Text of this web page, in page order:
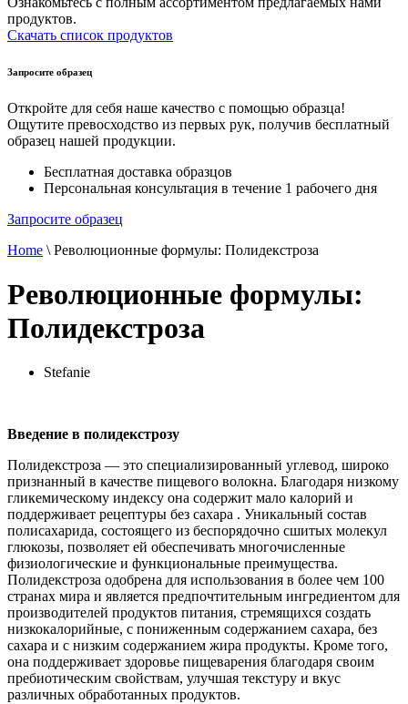
продуктов.
Скачать список продуктов
Запросите образец
Откройте для себя наше качество с помощью образца!
Ощутите превосходство из первых рук, получив бесплатный
образец нашей продукции.
Бесплатная доставка образцов
Персональная консультация в течение 1 рабочего дня
Запросите образец
Home \ Революционные формулы: Полидекстроза
Революционные формулы:
Полидекстроза
Stefanie
Введение в полидекстрозу
Полидекстроза — это специализированный углевод, широко
признанный в качестве пищевого волокна. Благодаря низкому
гликемическому индексу она содержит мало калорий и
поддерживает рецептуры без сахара . Уникальный состав
полисахарида, состоящего из беспорядочно сшитых молекул
глюкозы, позволяет ей обеспечивать многочисленные
физиологические и функциональные преимущества.
Полидекстроза одобрена для использования в более чем 100
странах мира и является предпочтительным ингредиентом для
производителей продуктов питания, стремящихся создать
низкокалорийные, с пониженным содержанием сахара, без
сахара и с низким содержанием жира продукты. Кроме того,
она поддерживает здоровье пищеварения благодаря своим
пребиотическим свойствам, улучшая текстуру и вкус
различных обработанных продуктов.